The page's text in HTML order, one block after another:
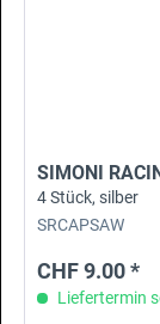
SIMONI
4 Stück, silber
SRCAPSAW
CHF 9.00 *
Liefertermin